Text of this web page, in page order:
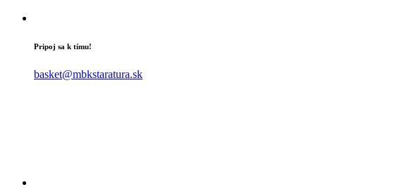
Pripoj sa k tímu!
basket@mbkstaratura.sk